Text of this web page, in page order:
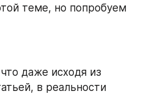
теме, но попробуем
даже исходя из
в реальности